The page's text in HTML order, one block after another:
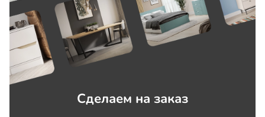
Сделаем на заказ